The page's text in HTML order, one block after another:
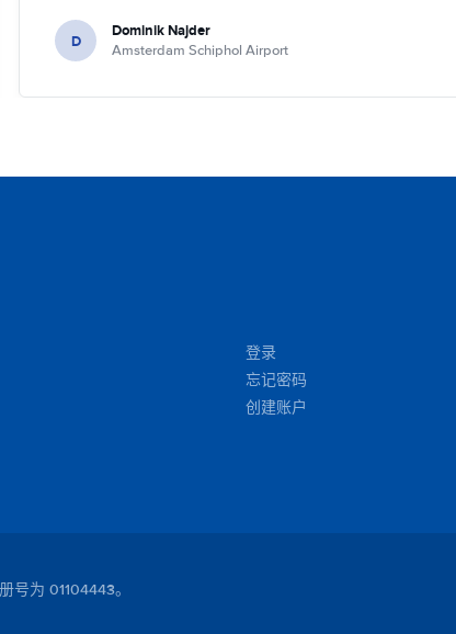
after that the invoice will be sent to my email address.
I'm not sure if it's a problem to check the car with flash
with the car overnight on the parking I would be
D Dominik Najder
Amsterdam Schiphol Airport
登录
忘记密码
创建账户
号为 01104443。